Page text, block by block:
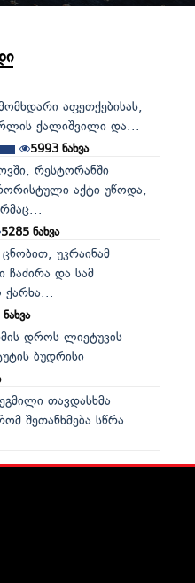
აფეთქებისას,
ქალიშვილი და...
5993 ნახვა
რესტორანში
აქტი უწოდა,
5285ნახვა
უკრაინამ
ჩაძირა და სამ
ქარხა...
ნახვა
დროს ლიეტუვის
ბუდრისი
თავდასხმა
შეთანხმება სწრა...